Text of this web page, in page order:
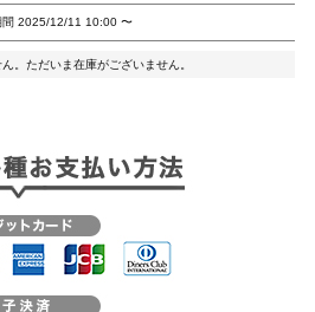
2025/12/11 10:00 〜
。ただいま在庫がございません。